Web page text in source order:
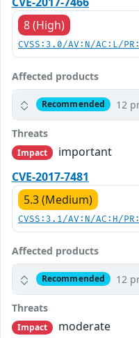
8 (High)
CVSS:3.0/AV:N/AC:L/
Affected products
Recommended 12
Threats
Impact
important
CVE-2017-7481
5.3 (Medium)
CVSS:3.1/AV:N/AC:H/
Affected products
Recommended 12
Threats
Impact
moderate